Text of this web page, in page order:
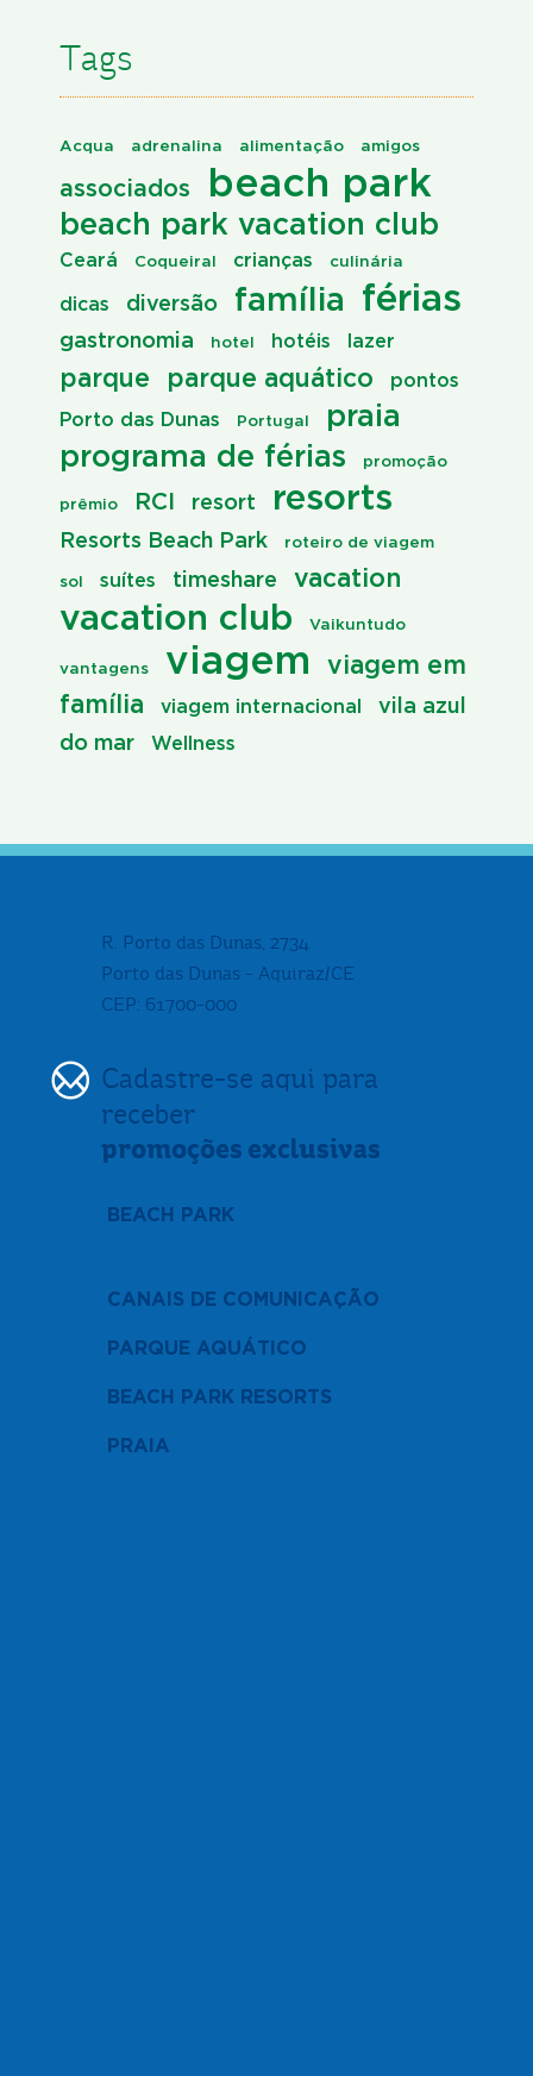
Tags
Acqua adrenalina alimentação amigos
associados beach park
beach park vacation club
Ceará Coqueiral crianças culinária
dicas diversão família férias
gastronomia hotel hotéis lazer
parque parque aquático
pontos
Porto das Dunas
Portugal
praia
programa de férias
promoção
prêmio RCI resort resorts
Resorts Beach Park roteiro de viagem
sol suítes timeshare vacation
vacation club Vaikuntudo
vantagens viagem
viagem em
família
viagem internacional
vila azul
do mar
Wellness
R. Porto das Dunas, 2734
Porto das Dunas - Aquiraz/CE
CEP: 61700-000
Cadastre-se aqui para
receber
promoções exclusivas
BEACH PARK
CANAIS DE COMUNICAÇÃO
PARQUE AQUÁTICO
BEACH PARK RESORTS
PRAIA